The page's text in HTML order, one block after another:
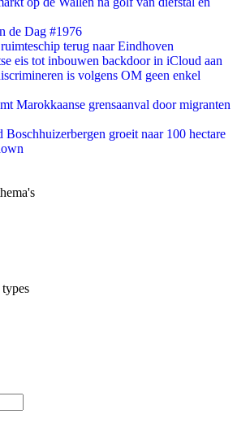
de Dag #1976
terug naar Eindhoven
eis tot inbouwen backdoor in iCloud aan
is volgens OM geen enkel
Marokkaanse grensaanval door migranten
Boschhuizerbergen groeit naar 100 hectare